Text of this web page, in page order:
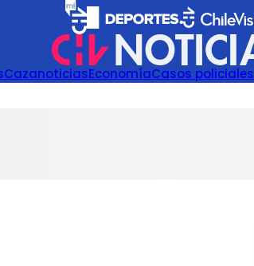
CazanoticiasEconomíaCasos policiales